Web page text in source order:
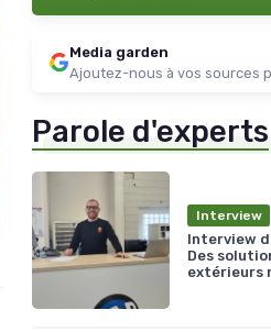
Media garden
Ajoutez-nous à vos sources
Parole d'experts
Interview
Interview
Des
extérieurs